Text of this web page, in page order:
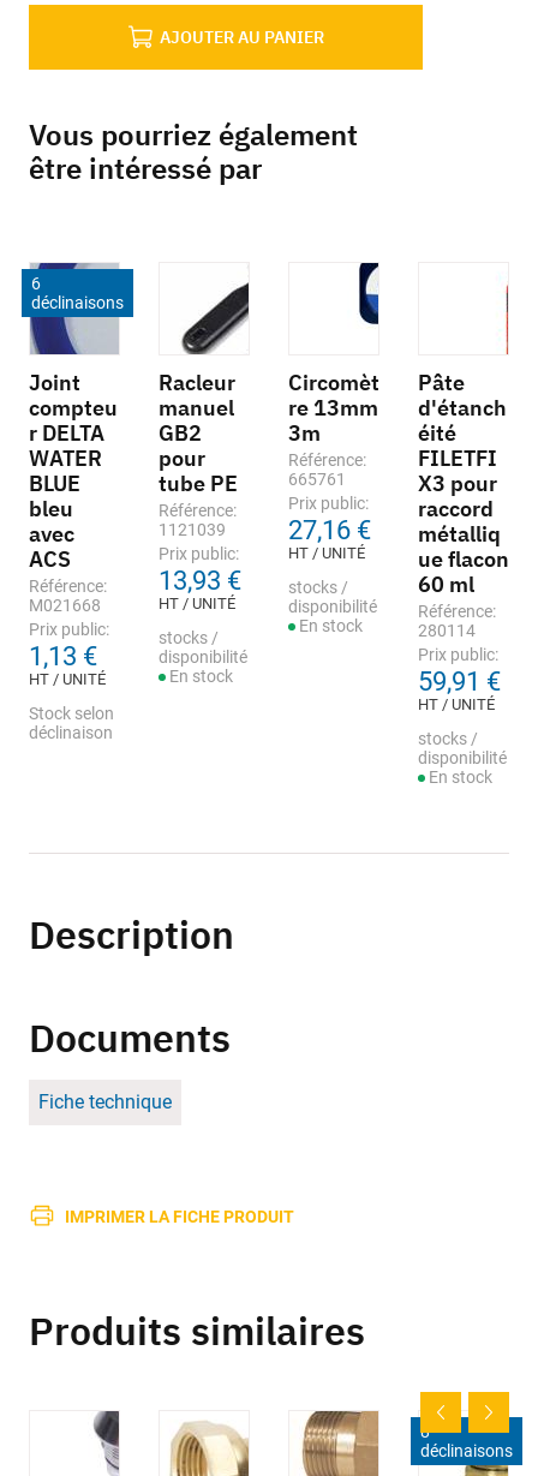
AJOUTER AU PANIER
Vous pourriez également
être intéressé par
6
déclinaisons
Joint
compteu
r DELTA
WATER
BLUE
bleu
avec
ACS
Référence:
M021668
Prix public:
1,13 €
HT / UNITÉ
Stock selon
déclinaison
Racleur
manuel
GB2
pour
tube PE
Référence:
1121039
Prix public:
13,93 €
HT / UNITÉ
stocks /
disponibilité
En stock
Circomèt
re 13mm
3m
Référence:
665761
Prix public:
27,16 €
HT / UNITÉ
stocks /
disponibilité
En stock
Pâte
d'étanch
éité
FILETFI
X3 pour
raccord
métalliq
ue flacon
60 ml
Référence:
280114
Prix public:
59,91 €
HT / UNITÉ
stocks /
disponibilité
En stock
Description
Documents
Fiche technique
IMPRIMER LA FICHE PRODUIT
Produits similaires
8
déclinaisons